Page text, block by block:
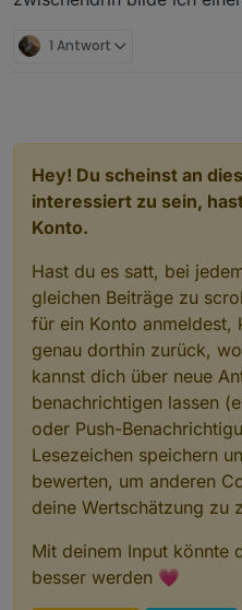
1 Antwort
Hey! Du scheinst an
interessiert zu sein,
Konto.
Hast du es satt, bei
gleichen Beiträge zu
für ein Konto anmeldest,
genau dorthin zurück,
kannst dich über neue
benachrichtigen lassen
oder Push-
Lesezeichen speichern
bewerten, um anderen
deine Wertschätzung zu
Mit deinem Input könnte
besser werden 💗